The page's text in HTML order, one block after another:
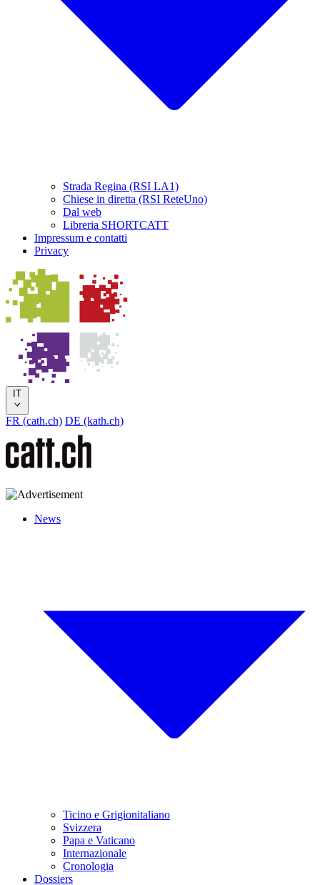
Strada Regina (RSI LA1)
Chiese in diretta (RSI ReteUno)
Dal web
Libreria SHORTCATT
Impressum e contatti
Privacy
IT
FR (cath.ch) DE (kath.ch)
News
Ticino e Grigionitaliano
Svizzera
Papa e Vaticano
Internazionale
Cronologia
Dossiers